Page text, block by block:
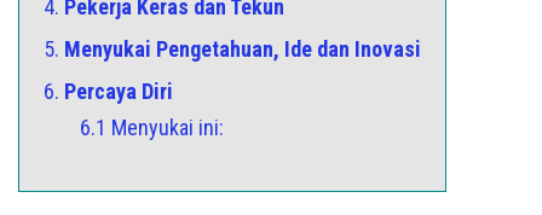
4. Pekerja Keras dan Tekun
5. Menyukai Pengetahuan, Ide dan Inovasi
6. Percaya Diri
6.1 Menyukai ini: